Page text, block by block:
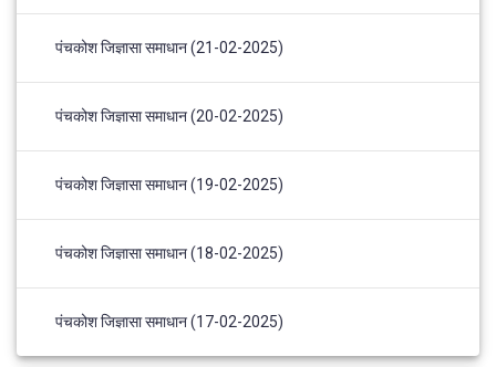
पंचकोश जिज्ञासा समाधान (21-02-2025)
पंचकोश जिज्ञासा समाधान (20-02-2025)
पंचकोश जिज्ञासा समाधान (19-02-2025)
पंचकोश जिज्ञासा समाधान (18-02-2025)
पंचकोश जिज्ञासा समाधान (17-02-2025)